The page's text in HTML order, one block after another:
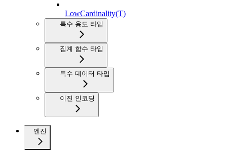
LowCardinality(T)
특수 용도 타입
집계 함수 타입
특수 데이터 타입
이진 인코딩
엔진